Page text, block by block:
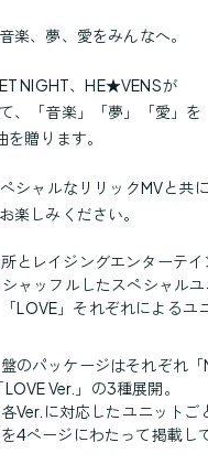
楽、夢、愛をみんなへ。
NIGHT、HE★VENSが
、「音楽」「夢」「愛」を
贈ります。
シャルなリリックMVと共に
楽しみください。
とレイジングエンターテ
ャッフルしたスペシャル
LOVE」それぞれによるユ
のパッケージはそれぞれ「
LOVE Ver.」の3種展開。
Ver.に対応したユニットご
4ページにわたって掲載し